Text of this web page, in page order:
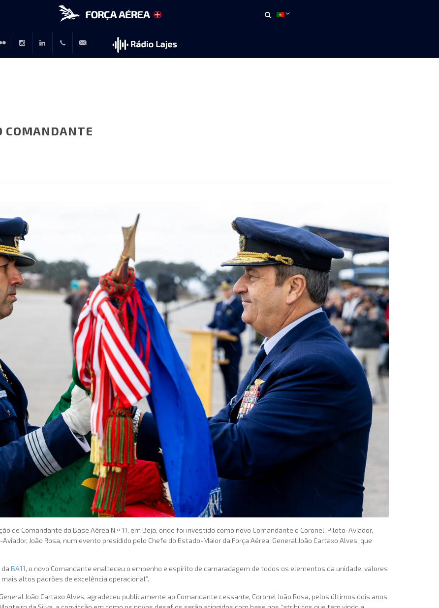
COMANDANTE
de Comandante da Base Aérea N.º 11, em Beja, onde foi investido como novo Comandante o Coronel, Piloto-Aviador,
João Rosa, num evento presidido pelo Chefe do Estado-Maior da Força Aérea, General João Cartaxo Alves, que
BA11, o novo Comandante enalteceu o empenho e espírito de camaradagem de todos os elementos da unidade, valores
mais altos padrões de excelência operacional”.
João Cartaxo Alves, agradeceu publicamente ao Comandante cessante, Coronel João Rosa, pelos últimos dois anos